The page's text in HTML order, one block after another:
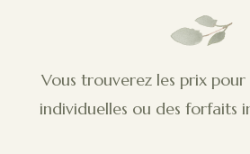
Vous trouverez les prix pour
individuelles ou des forfaits